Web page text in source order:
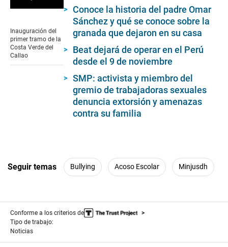
of
0
seconds
Inauguración del
primer tramo de la
Costa Verde del
Callao
Conoce la historia del padre Omar
Sánchez y qué se conoce sobre la
granada que dejaron en su casa
Beat dejará de operar en el Perú
desde el 9 de noviembre
SMP: activista y miembro del
gremio de trabajadoras sexuales
denuncia extorsión y amenazas
contra su familia
Seguir temas Bullying Acoso Escolar Minjusdh
Conforme a los criterios de
Tipo de trabajo:
Noticias